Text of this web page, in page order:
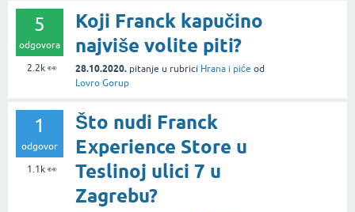
5
odgovora
2.2k👀
Koji Franck kapučino
najviše volite piti?
28.10.2020. pitanje u rubrici Hrana i piće od
Lovro Gorup
1
odgovor
1.1k👀
Što nudi Franck
Experience Store u
Teslinoj ulici 7 u
Zagrebu?